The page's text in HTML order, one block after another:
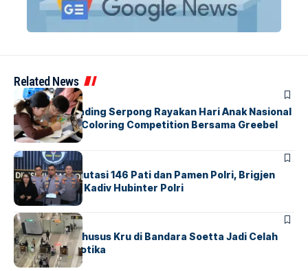
Related News
BERITAINDEX
Atria Hotel Gading Serpong Rayakan Hari Anak Nasional
Lewat Family Coloring Competition Bersama Greebel
Indonesia
BERITA
Mabes Polri Mutasi 146 Pati dan Pamen Polri, Brigjen
Untung Jabat Kadiv Hubinter Polri
BANDARABERITA
Ketika Jalur Khusus Kru di Bandara Soetta Jadi Celah
Sindikat Narkotika